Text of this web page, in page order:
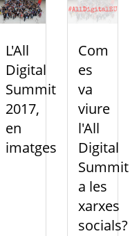
L'All
Digital
Summit
2017,
en
imatges
Com
es
va
viure
l'All
Digital
Summit
a les
xarxes
socials?